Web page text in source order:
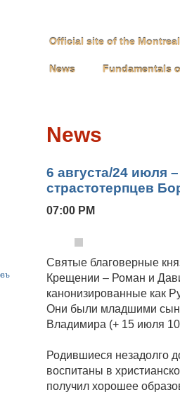
Official site of the
News Fundamentals
News
6 августа/24 июля
страстотерпцев
07:00 PM
Святые благоверные
Крещении – Роман и
канонизированные как
Они были младшими
Владимира (+ 15 июля
Родившиеся незадолго
воспитаны в
получил хорошее